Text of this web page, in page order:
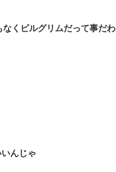
くピルグリムだって事だわ
んじゃ